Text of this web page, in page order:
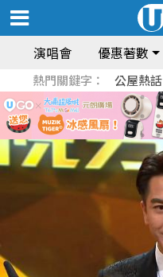
演唱會 優惠著數
熱門關鍵字： 公屋熱話